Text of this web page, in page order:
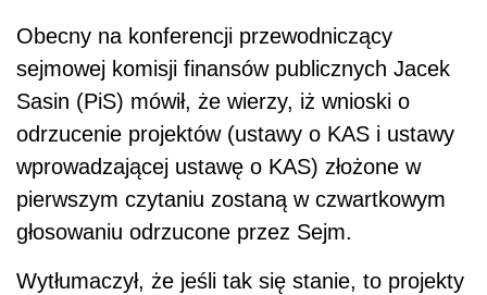
Obecny na konferencji przewodniczący
sejmowej komisji finansów publicznych Jacek
Sasin (PiS) mówił, że wierzy, iż wnioski o
odrzucenie projektów (ustawy o KAS i ustawy
wprowadzającej ustawę o KAS) złożone w
pierwszym czytaniu zostaną w czwartkowym
głosowaniu odrzucone przez Sejm.
Wytłumaczył, że jeśli tak się stanie, to projekty